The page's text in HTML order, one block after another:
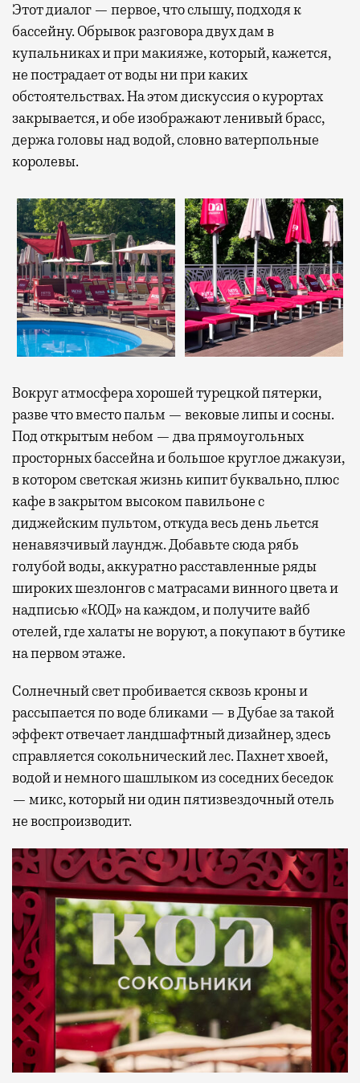
Этот диалог — первое, что слышу, подходя к
бассейну. Обрывок разговора двух дам в
купальниках и при макияже, который, кажется,
не пострадает от воды ни при каких
обстоятельствах. На этом дискуссия о курортах
закрывается, и обе изображают ленивый брасс,
держа головы над водой, словно ватерпольные
королевы.
Вокруг атмосфера хорошей турецкой пятерки,
разве что вместо пальм — вековые липы и сосны.
Под открытым небом — два прямоугольных
просторных бассейна и большое круглое джакузи,
в котором светская жизнь кипит буквально, плюс
кафе в закрытом высоком павильоне с
диджейским пультом, откуда весь день льется
ненавязчивый лаундж. Добавьте сюда рябь
голубой воды, аккуратно расставленные ряды
широких шезлонгов с матрасами винного цвета и
надписью «КОД» на каждом, и получите вайб
отелей, где халаты не воруют, а покупают в бутике
на первом этаже.
Солнечный свет пробивается сквозь кроны и
рассыпается по воде бликами — в Дубае за такой
эффект отвечает ландшафтный дизайнер, здесь
справляется сокольнический лес. Пахнет хвоей,
водой и немного шашлыком из соседних беседок
— микс, который ни один пятизвездочный отель
не воспроизводит.